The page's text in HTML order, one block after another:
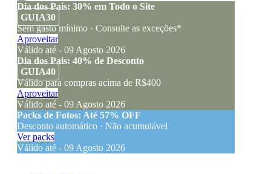
Dia dos Pais: 30% em Todo o Site
GUIA30
Sem gasto mínimo · Consulte as exceções*
Aproveitar
Válido até - 09 Agosto 2026
Dia dos Pais: 40% de Desconto
GUIA40
Válido para compras acima de R$400
Aproveitar
Válido até - 09 Agosto 2026
Packs de Fotos: Até 57% OFF
Desconto automático · Não acumulável
Ver packs
Válido até - 09 Agosto 2026